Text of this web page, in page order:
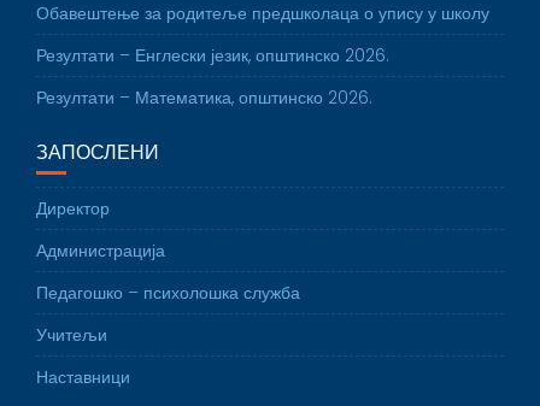
Обавештење за родитеље предшколаца о упису у школу
Резултати – Енглески језик, општинско 2026.
Резултати – Математика, општинско 2026.
ЗАПОСЛЕНИ
Директор
Администрација
Педагошко – психолошка служба
Учитељи
Наставници